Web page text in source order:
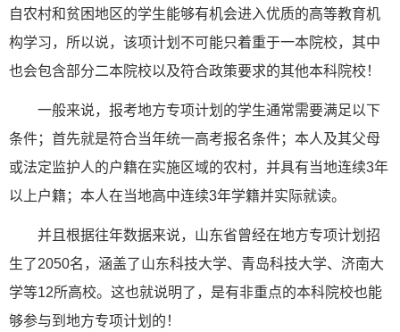
自农村和贫困地区的学生能够有机会进入优质的高等教育机
构学习，所以说，该项计划不可能只着重于一本院校，其中
也会包含部分二本院校以及符合政策要求的其他本科院校！
一般来说，报考地方专项计划的学生通常需要满足以下
条件；首先就是符合当年统一高考报名条件；本人及其父母
或法定监护人的户籍在实施区域的农村，并具有当地连续3年
以上户籍；本人在当地高中连续3年学籍并实际就读。
并且根据往年数据来说，山东省曾经在地方专项计划招
生了2050名，涵盖了山东科技大学、青岛科技大学、济南大
学等12所高校。这也就说明了，是有非重点的本科院校也能
够参与到地方专项计划的！